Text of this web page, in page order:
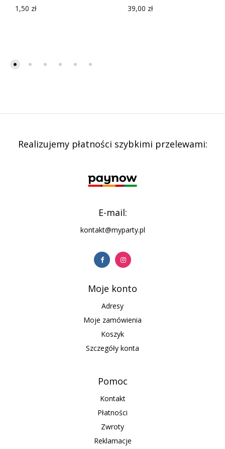
1,50 zł 39,00 zł
Realizujemy płatności szybkimi przelewami:
E-mail:
kontakt@myparty.pl
Moje konto
Adresy
Moje zamówienia
Koszyk
Szczegóły konta
Pomoc
Kontakt
Płatności
Zwroty
Reklamacje